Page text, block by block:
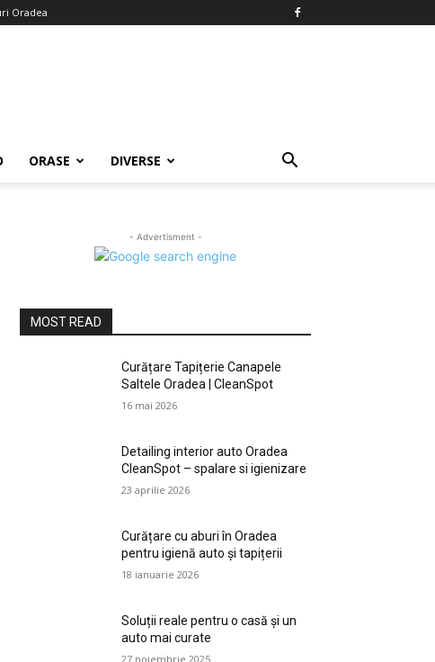
Oradea
ORASE DIVERSE
- Advertisment -
MOST READ
Curățare Tapițerie Canapele
Saltele Oradea | CleanSpot
16 mai 2026
Detailing interior auto Oradea
CleanSpot – spalare si igienizare
23 aprilie 2026
Curățare cu aburi în Oradea
pentru igienă auto și tapițerii
18 ianuarie 2026
Soluții reale pentru o casă și un
auto mai curate
27 noiembrie 2025